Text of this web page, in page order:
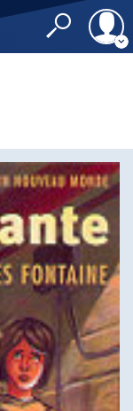
Mot de passe
Rester
CONNEXION
J'ai oublié mon
Toujours pas